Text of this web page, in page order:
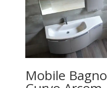
Mobile Bagno